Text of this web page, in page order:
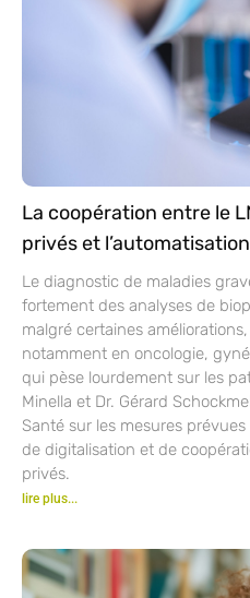
La coopération entre le
privés et
Le diagnostic de maladies
fortement des analyses de
malgré certaines
notamment en oncologie,
qui pèse lourdement sur les
Minella et Dr. Gérard
Santé sur les mesures
de digitalisation et de
privés.
lire plus...